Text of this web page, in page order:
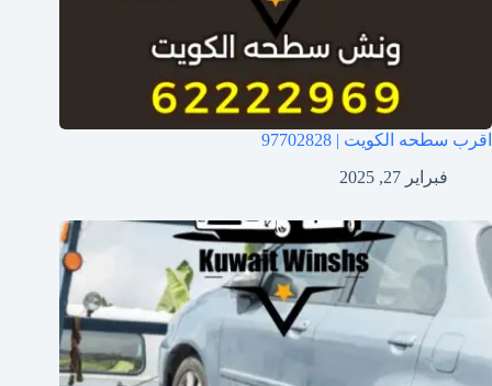
اقرب سطحه الكويت | 97702828
فبراير 27, 2025